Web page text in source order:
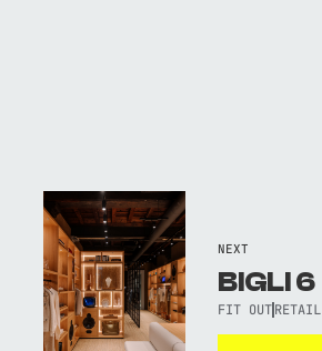
NEXT
BIGLI 6
FIT OUT RETAIL